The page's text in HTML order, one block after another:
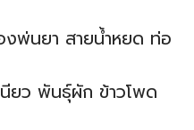
งพ่นยา สายน้ำหยด ท่อ
นียว พันธุ์ผัก ข้าวโพด